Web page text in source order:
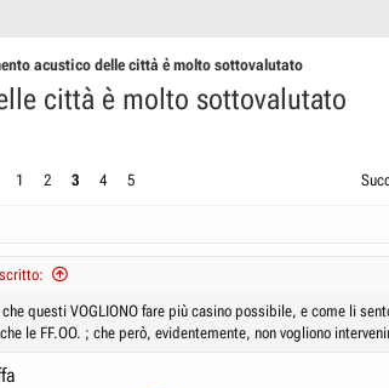
acustico delle città è molto sottovalutato
città è molto sottovalutato
1 2 3 4 5
questi VOGLIONO fare più casino possibile, e come li
le FF.OO. ; che però, evidentemente, non vogliono